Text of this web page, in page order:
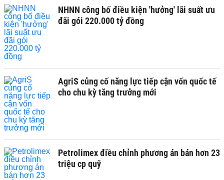
NHNN công bố điều kiện 'hưởng' lãi suất ưu
đãi gói 220.000 tỷ đồng
AgriS củng cố năng lực tiếp cận vốn quốc tế
cho chu kỳ tăng trưởng mới
Petrolimex điều chỉnh phương án bán hơn 23
triệu cp quỹ